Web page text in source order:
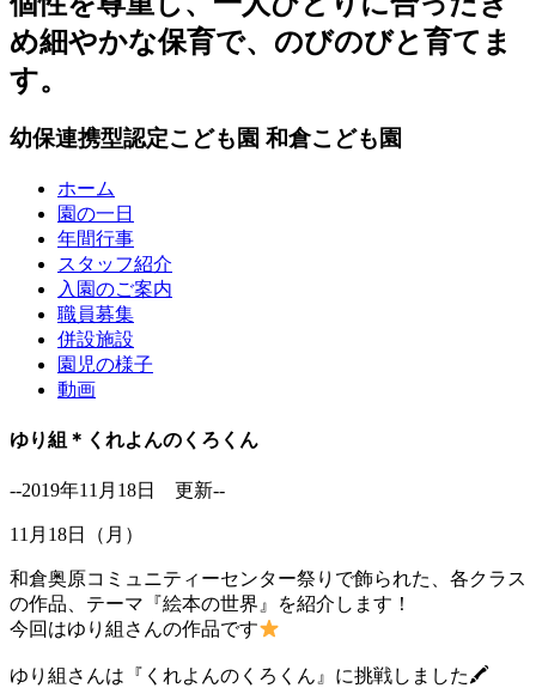
め細やかな保育で、のびのびと育てま
す。
幼保連携型認定こども園 和倉こども園
ホーム
園の一日
年間行事
スタッフ紹介
入園のご案内
職員募集
併設施設
園児の様子
動画
ゆり組＊くれよんのくろくん
--2019年11月18日 更新--
11月18日（月）
和倉奥原コミュニティーセンター祭りで飾られた、各クラス
の作品、テーマ『絵本の世界』を紹介します！
今回はゆり組さんの作品です
ゆり組さんは『くれよんのくろくん』に挑戦しました 🖍